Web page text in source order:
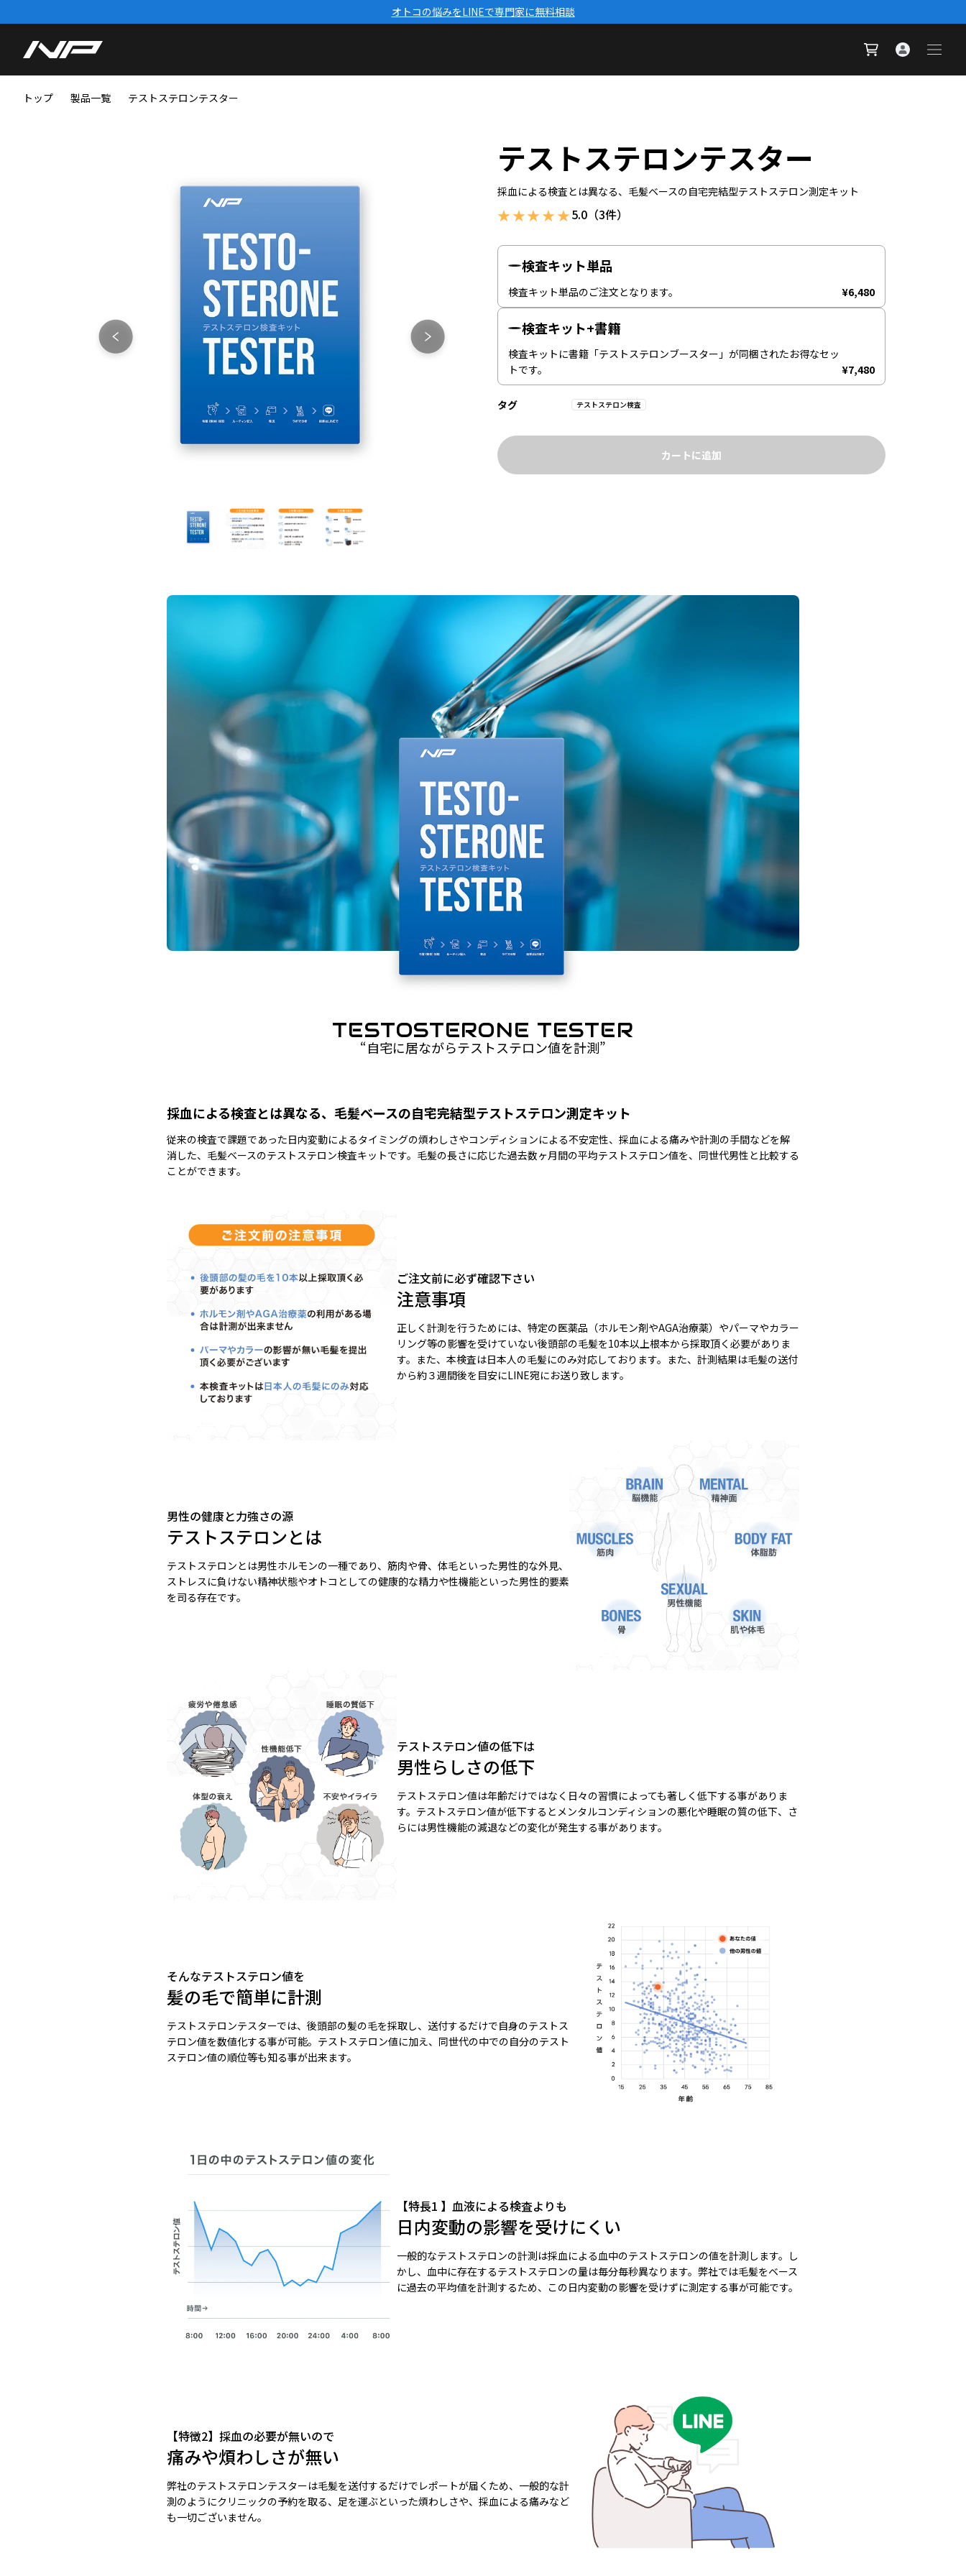
オトコの悩みをLINEで専門家に無料相談
トップ 製品一覧 テストステロンテスター
テストステロンテスター
採血による検査とは異なる、毛髪ベースの自宅完結型テストステロン測定キット
5.0（3件）
検査キット単品
検査キット単品のご注文となります。 ¥6,480
検査キット+書籍
検査キットに書籍「テストステロンブースター」が同梱されたお得なセッ
トです。
¥7,480
タグ テストステロン検査
カートに追加
TESTOSTERONE TESTER
“自宅に居ながらテストステロン値を計測”
採血による検査とは異なる、毛髪ベースの自宅完結型テストステロン測定キット
従来の検査で課題であった日内変動によるタイミングの煩わしさやコンディションによる不安定性、採血による痛みや計測の手間などを解
消した、毛髪ベースのテストステロン検査キットです。毛髪の長さに応じた過去数ヶ月間の平均テストステロン値を、同世代男性と比較する
ことができます。
ご注文前に必ず確認下さい
注意事項
正しく計測を行うためには、特定の医薬品（ホルモン剤やAGA治療薬）やパーマやカラー
リング等の影響を受けていない後頭部の毛髪を10本以上根本から採取頂く必要がありま
す。また、本検査は日本人の毛髪にのみ対応しております。また、計測結果は毛髪の送付
から約３週間後を目安にLINE宛にお送り致します。
男性の健康と力強さの源
テストステロンとは
テストステロンとは男性ホルモンの一種であり、筋肉や骨、体毛といった男性的な外見、
ストレスに負けない精神状態やオトコとしての健康的な精力や性機能といった男性的要素
を司る存在です。
テストステロン値の低下は
男性らしさの低下
テストステロン値は年齢だけではなく日々の習慣によっても著しく低下する事がありま
す。テストステロン値が低下するとメンタルコンディションの悪化や睡眠の質の低下、さ
らには男性機能の減退などの変化が発生する事があります。
そんなテストステロン値を
髪の毛で簡単に計測
テストステロンテスターでは、後頭部の髪の毛を採取し、送付するだけで自身のテストス
テロン値を数値化する事が可能。テストステロン値に加え、同世代の中での自分のテスト
ステロン値の順位等も知る事が出来ます。
【特長1 】血液による検査よりも
日内変動の影響を受けにくい
一般的なテストステロンの計測は採血による血中のテストステロンの値を計測します。し
かし、血中に存在するテストステロンの量は毎分毎秒異なります。弊社では毛髪をベース
に過去の平均値を計測するため、この日内変動の影響を受けずに測定する事が可能です。
【特徴2】採血の必要が無いので
痛みや煩わしさが無い
弊社のテストステロンテスターは毛髪を送付するだけでレポートが届くため、一般的な計
測のようにクリニックの予約を取る、足を運ぶといった煩わしさや、採血による痛みなど
も一切ございません。